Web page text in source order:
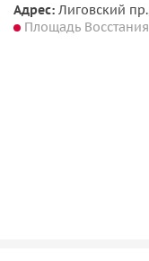
Адрес: Лиговский
Площадь Восстания